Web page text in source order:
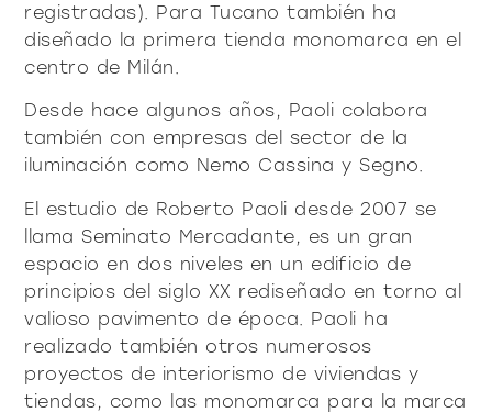
registradas). Para Tucano también ha
diseñado la primera tienda monomarca en el
centro de Milán.
Desde hace algunos años, Paoli colabora
también con empresas del sector de la
iluminación como Nemo Cassina y Segno.
El estudio de Roberto Paoli desde 2007 se
llama Seminato Mercadante, es un gran
espacio en dos niveles en un edificio de
principios del siglo XX rediseñado en torno al
valioso pavimento de época. Paoli ha
realizado también otros numerosos
proyectos de interiorismo de viviendas y
tiendas, como las monomarca para la marca